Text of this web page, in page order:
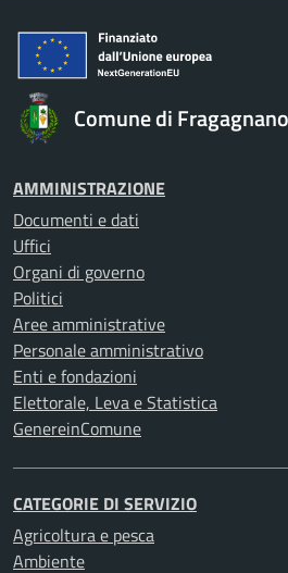
Comune di Fragagnano
AMMINISTRAZIONE
Documenti e dati
Uffici
Organi di governo
Politici
Aree amministrative
Personale amministrativo
Enti e fondazioni
Elettorale, Leva e Statistica
GenereinComune
CATEGORIE DI SERVIZIO
Agricoltura e pesca
Ambiente